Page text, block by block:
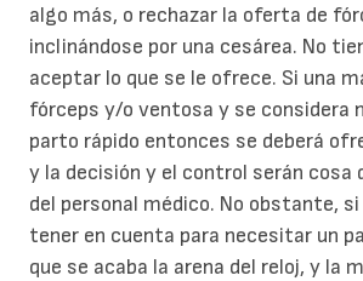
algo más, o rechazar la oferta de
inclinándose por una cesárea. No
aceptar lo que se le ofrece. Si una
fórceps y/o ventosa y se considera
parto rápido entonces se deberá
y la decisión y el control serán cosa
del personal médico. No obstante, si
tener en cuenta para necesitar un
que se acaba la arena del reloj, y la